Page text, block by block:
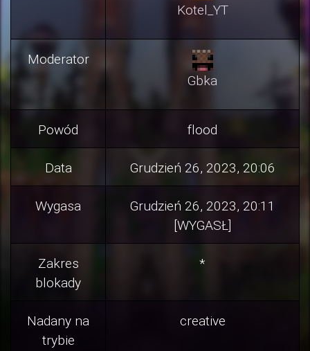
Kotel_YT
Moderator
Gbka
Powód flood
Data Grudzień 26, 2023, 20:06
Wygasa
Grudzień 26, 2023, 20:11
[WYGASŁ]
Zakres
blokady
*
Nadany na
trybie
creative